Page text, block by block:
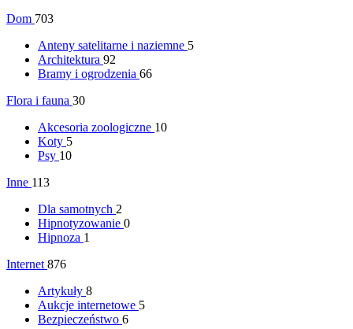
Dom 703
Anteny satelitarne i naziemne 5
Architektura 92
Bramy i ogrodzenia 66
Flora i fauna 30
Akcesoria zoologiczne 10
Koty 5
Psy 10
Inne 113
Dla samotnych 2
Hipnotyzowanie 0
Hipnoza 1
Internet 876
Artykuły 8
Aukcje internetowe 5
Bezpieczeństwo 6